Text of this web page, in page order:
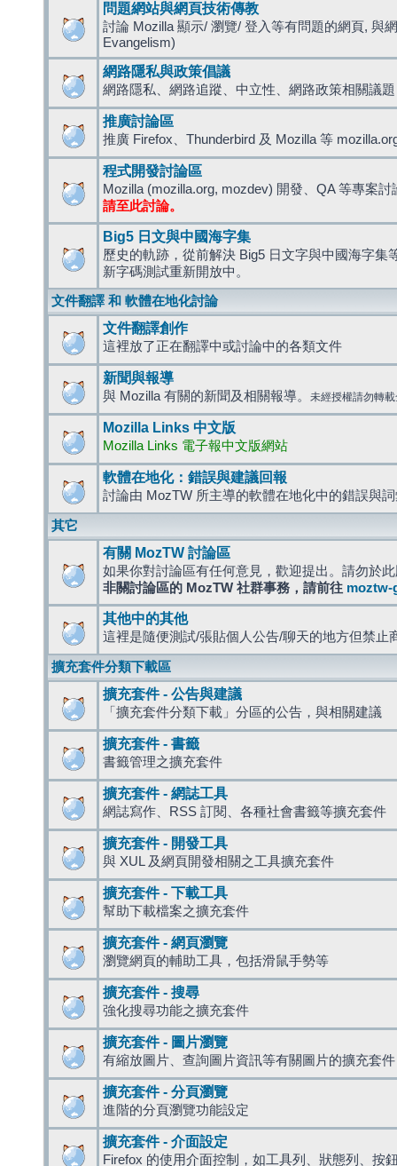
問題網站與網頁技術傳教
討論 Mozilla 顯示/ 瀏覽/ 登入等有問題的網頁, 與
Evangelism)
網路隱私與政策倡議
網路隱私、網路追蹤、中立性、網路政策相關議題
推廣討論區
推廣 Firefox、Thunderbird 及 Mozilla 等
程式開發討論區
Mozilla (mozilla.org, mozdev) 開發、QA 等專案討
請至此討論。
Big5 日文與中國海字集
歷史的軌跡，從前解決 Big5 日文字與中國海字集
新字碼測試重新開放中。
文件翻譯 和 軟體在地化討論
文件翻譯創作
這裡放了正在翻譯中或討論中的各類文件
新聞與報導
與 Mozilla 有關的新聞及相關報導。 未經授權請勿轉
Mozilla Links 中文版
Mozilla Links 電子報中文版網站
軟體在地化：錯誤與建議回報
討論由 MozTW 所主導的軟體在地化中的錯誤與
其它
有關 MozTW 討論區
如果你對討論區有任何意見，歡迎提出。請勿於
非關討論區的 MozTW 社群事務，請前往 moztw-
其他中的其他
這裡是隨便測試/張貼個人公告/聊天的地方但禁止
擴充套件分類下載區
擴充套件 - 公告與建議
「擴充套件分類下載」分區的公告，與相關建議
擴充套件 - 書籤
書籤管理之擴充套件
擴充套件 - 網誌工具
網誌寫作、RSS 訂閱、各種社會書籤等擴充套件
擴充套件 - 開發工具
與 XUL 及網頁開發相關之工具擴充套件
擴充套件 - 下載工具
幫助下載檔案之擴充套件
擴充套件 - 網頁瀏覽
瀏覽網頁的輔助工具，包括滑鼠手勢等
擴充套件 - 搜尋
強化搜尋功能之擴充套件
擴充套件 - 圖片瀏覽
有縮放圖片、查詢圖片資訊等有關圖片的擴充套件
擴充套件 - 分頁瀏覽
進階的分頁瀏覽功能設定
擴充套件 - 介面設定
Firefox 的使用介面控制，如工具列、狀態列、按